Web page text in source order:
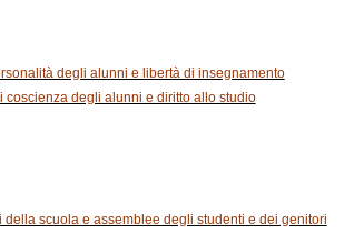
degli alunni e libertà di insegnamento
coscienza degli alunni e diritto allo studio
della scuola e assemblee degli studenti e dei genitori